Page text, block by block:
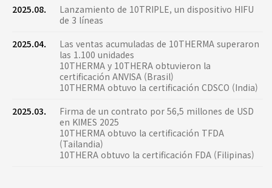
2025.08.
Lanzamiento de 10TRIPLE, un dispositivo HIFU
de 3 líneas
2025.04.
Las ventas acumuladas de 10THERMA superaron
las 1.100 unidades
10THERMA y 10THERA obtuvieron la
certificación ANVISA (Brasil)
10THERMA obtuvo la certificación CDSCO (India)
2025.03.
Firma de un contrato por 56,5 millones de USD
en KIMES 2025
10THERMA obtuvo la certificación TFDA
(Tailandia)
10THERA obtuvo la certificación FDA (Filipinas)